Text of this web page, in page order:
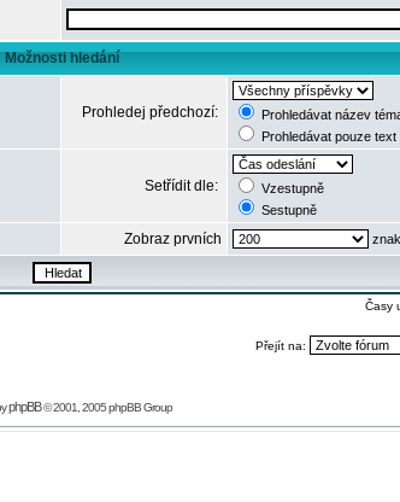
Možnosti hledání
Prohledej předchozí:
Prohledávat název
Prohledávat pouze
Setřídit dle:
Vzestupně
Sestupně
Zobraz prvních
Časy
Přejít na:
phpBB© 2001, 2005 phpBB Group